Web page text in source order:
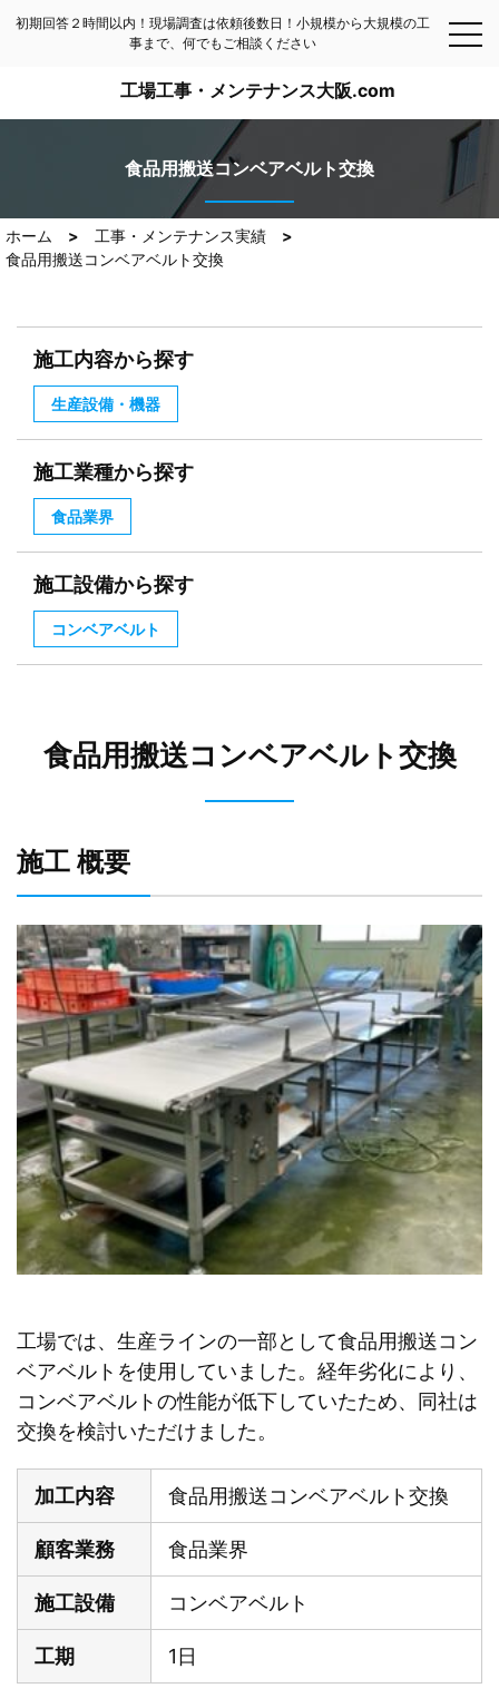
初期回答２時間以内！現場調査は依頼後数日！小規模から大規模の工
事まで、何でもご相談ください
工場工事・メンテナンス大阪.com
食品用搬送コンベアベルト交換
ホーム
工事・メンテナンス実績
食品用搬送コンベアベルト交換
施工内容から探す
生産設備・機器
施工業種から探す
食品業界
施工設備から探す
コンベアベルト
食品用搬送コンベアベルト交換
施工 概要
工場では、生産ラインの一部として食品用搬送コン
ベアベルトを使用していました。経年劣化により、
コンベアベルトの性能が低下していたため、同社は
交換を検討いただけました。
加工内容 食品用搬送コンベアベルト交換
顧客業務 食品業界
施工設備 コンベアベルト
工期 1日